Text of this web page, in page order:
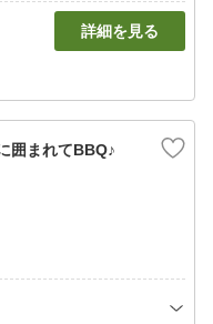
詳細を見る
囲まれてBBQ♪